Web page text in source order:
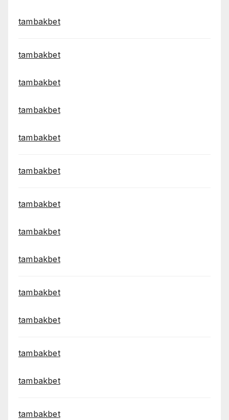
tambakbet
tambakbet
tambakbet
tambakbet
tambakbet
tambakbet
tambakbet
tambakbet
tambakbet
tambakbet
tambakbet
tambakbet
tambakbet
tambakbet